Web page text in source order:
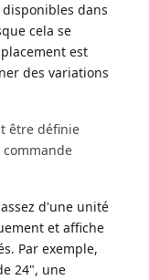
dans
cela se
est
des variations
être définie
d'une unité
et affiche
Par exemple,
24", une